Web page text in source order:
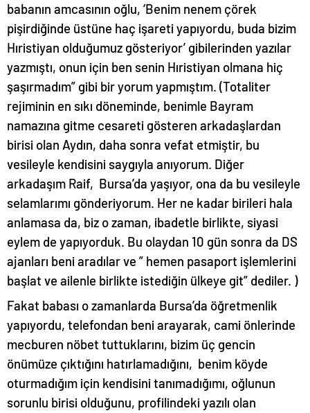
babanın amcasının oğlu, ‘Benim nenem çörek
pişirdiğinde üstüne haç işareti yapıyordu, buda bizim
Hıristiyan olduğumuz gösteriyor’ gibilerinden yazılar
yazmıştı, onun için ben senin Hıristiyan olmana hiç
şaşırmadım” gibi bir yorum yapmıştım. (Totaliter
rejiminin en sıkı döneminde, benimle Bayram
namazına gitme cesareti gösteren arkadaşlardan
birisi olan Aydın, daha sonra vefat etmiştir, bu
vesileyle kendisini saygıyla anıyorum. Diğer
arkadaşım Raif, Bursa’da yaşıyor, ona da bu vesileyle
selamlarımı gönderiyorum. Her ne kadar birileri hala
anlamasa da, biz o zaman, ibadetle birlikte, siyasi
eylem de yapıyorduk. Bu olaydan 10 gün sonra da DS
ajanları beni aradılar ve ” hemen pasaport işlemlerini
başlat ve ailenle birlikte istediğin ülkeye git” dediler. )
Fakat babası o zamanlarda Bursa’da öğretmenlik
yapıyordu, telefondan beni arayarak, cami önlerinde
mecburen nöbet tuttuklarını, bizim üç gencin
önümüze çıktığını hatırlamadığını, benim köyde
oturmadığım için kendisini tanımadığımı, oğlunun
sorunlu birisi olduğunu, profilindeki yazılı olan